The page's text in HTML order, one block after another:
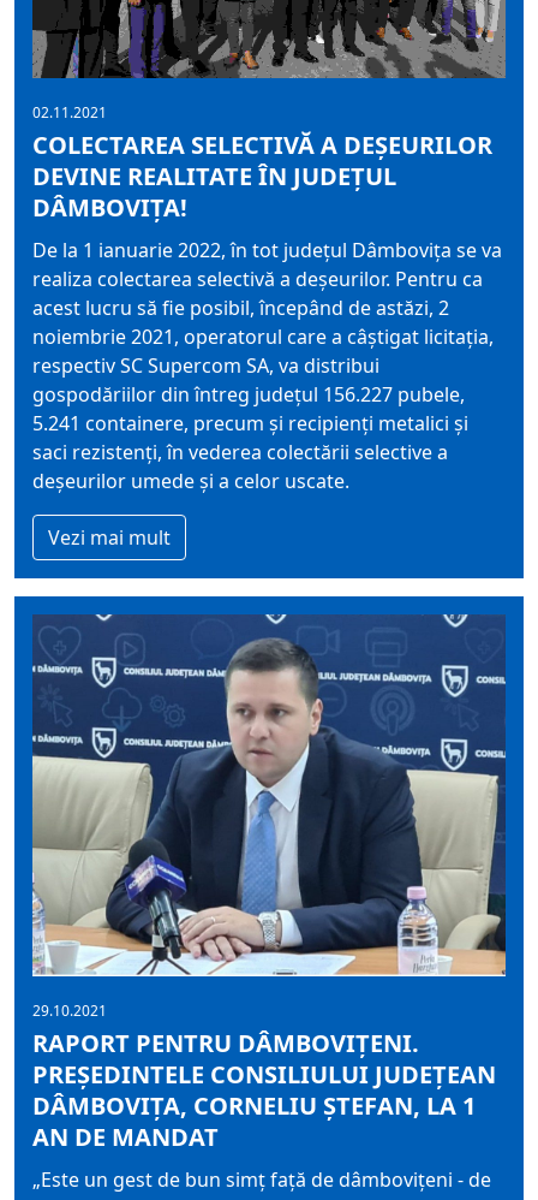
02.11.2021
COLECTAREA SELECTIVĂ A DEȘEURILOR
DEVINE REALITATE ÎN JUDEȚUL
DÂMBOVIȚA!
De la 1 ianuarie 2022, în tot județul Dâmbovița se va
realiza colectarea selectivă a deșeurilor. Pentru ca
acest lucru să fie posibil, începând de astăzi, 2
noiembrie 2021, operatorul care a câștigat licitația,
respectiv SC Supercom SA, va distribui
gospodăriilor din întreg județul 156.227 pubele,
5.241 containere, precum și recipienți metalici și
saci rezistenți, în vederea colectării selective a
deșeurilor umede și a celor uscate.
Vezi mai mult
29.10.2021
RAPORT PENTRU DÂMBOVIȚENI.
PREȘEDINTELE CONSILIULUI JUDEȚEAN
DÂMBOVIȚA, CORNELIU ȘTEFAN, LA 1
AN DE MANDAT
„Este un gest de bun simț față de dâmbovițeni - de